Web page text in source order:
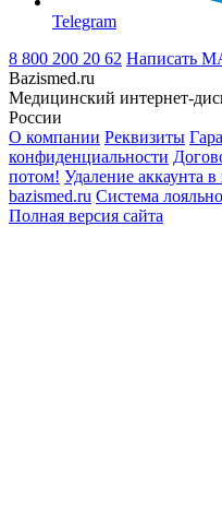
Telegram
8 800 200 20 62 Написать
Bazismed.ru
Медицинский интернет-
России
О компании Реквизиты
конфиденциальности
потом! Удаление аккаунта
bazismed.ru Система
Полная версия сайта